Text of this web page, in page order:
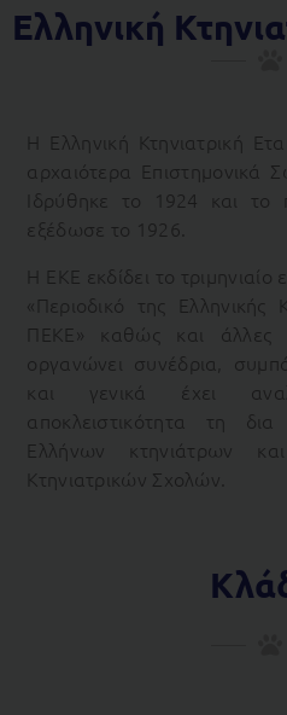
Ελληνική
Η Ελληνική Κτηνιατρική
αρχαιότερα Επιστημονικά
Ιδρύθηκε το 1924 και το
εξέδωσε το 1926.
Η ΕΚΕ εκδίδει το τριμηνιαίο
«Περιοδικό της Ελληνικής
ΠΕΚΕ» καθώς και άλλες
οργανώνει συνέδρια,
και γενικά έχει
αποκλειστικότητα τη
Ελλήνων κτηνιάτρων
Κτηνιατρικών Σχολών.